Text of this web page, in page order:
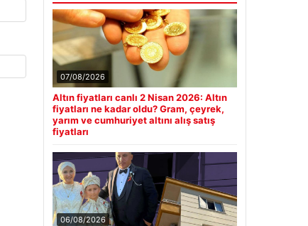
07/08/2026
Altın fiyatları canlı 2 Nisan 2026: Altın
fiyatları ne kadar oldu? Gram, çeyrek,
yarım ve cumhuriyet altını alış satış
fiyatları
06/08/2026